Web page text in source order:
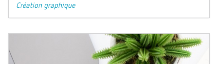
Création graphique